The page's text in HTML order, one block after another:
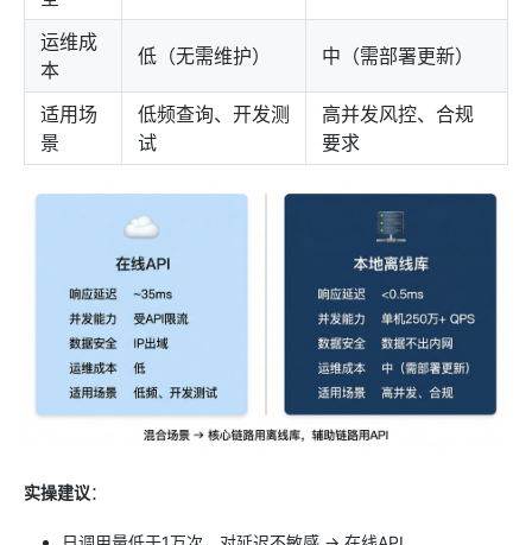
运维成
本
低（无需维护） 中（需部署更新）
适用场
景
低频查询、开发测
试
高并发风控、合规
要求
实操建议：